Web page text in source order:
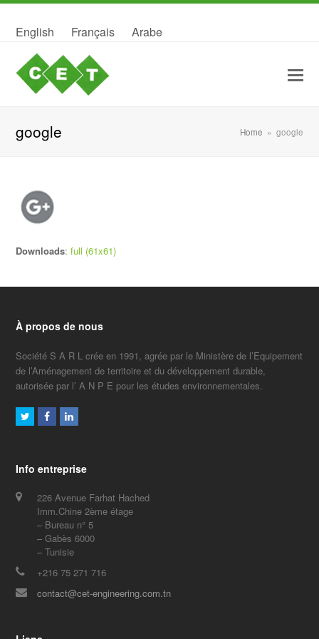
English Français Arabe
google Home » google
Downloads:full (61x61)
À propos de nous
Société S A R L crée en 1991, agrée par le Ministère de l’Equipement
de l’Aménagement de territoire et du développement durable,
autorisée par l’ A N P E pour les études environnementales.
TwitterFacebookLinkedIn
Info entreprise
226 Avenue Farhat Hached
Imm.Chine 2ème étage
– Bureau n° 5
– Gabès 6000
– Tunisie
+216 75 271 716
contact@cet-engineering.com.tn